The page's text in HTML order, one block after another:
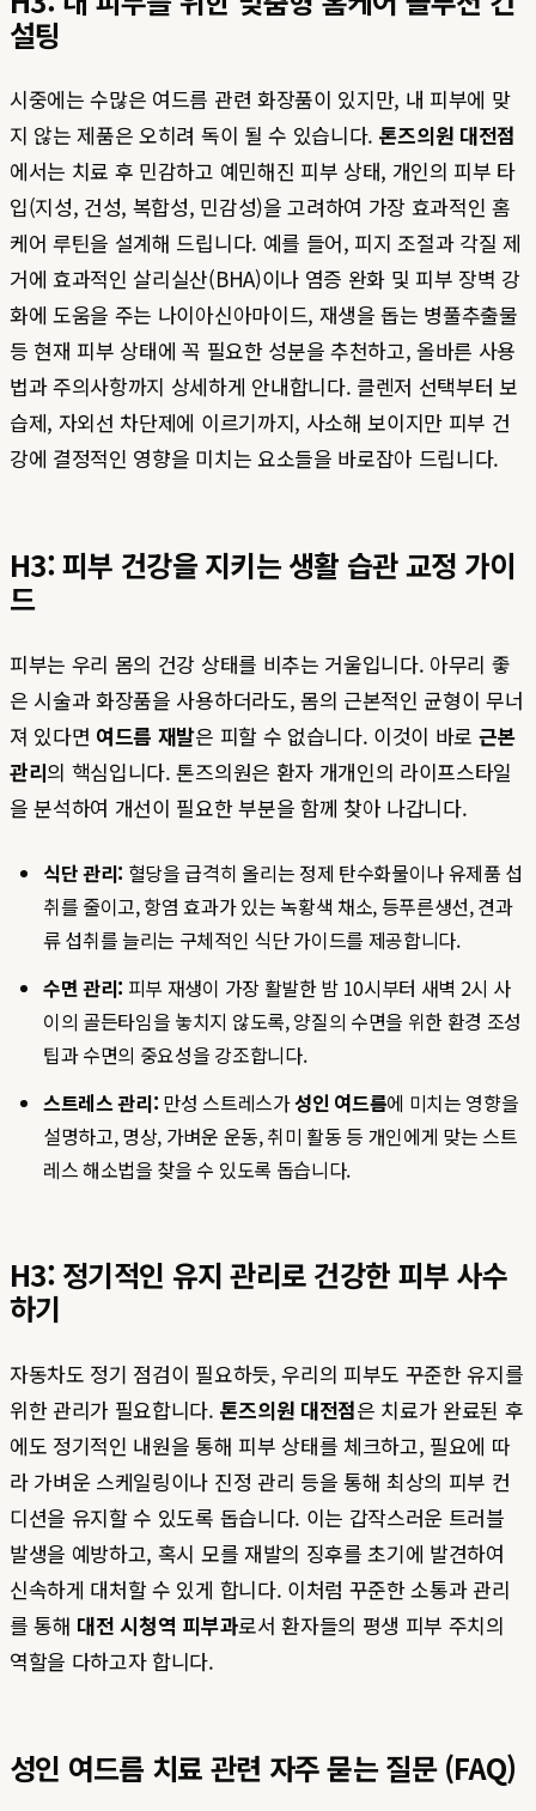
설팅
시중에는 수많은 여드름 관련 화장품이 있지만, 내 피부에 맞
지 않는 제품은 오히려 독이 될 수 있습니다. 톤즈의원 대전점
에서는 치료 후 민감하고 예민해진 피부 상태, 개인의 피부 타
입(지성, 건성, 복합성, 민감성)을 고려하여 가장 효과적인 홈
케어 루틴을 설계해 드립니다. 예를 들어, 피지 조절과 각질 제
거에 효과적인 살리실산(BHA)이나 염증 완화 및 피부 장벽 강
화에 도움을 주는 나이아신아마이드, 재생을 돕는 병풀추출물
등 현재 피부 상태에 꼭 필요한 성분을 추천하고, 올바른 사용
법과 주의사항까지 상세하게 안내합니다. 클렌저 선택부터 보
습제, 자외선 차단제에 이르기까지, 사소해 보이지만 피부 건
강에 결정적인 영향을 미치는 요소들을 바로잡아 드립니다.
H3: 피부 건강을 지키는 생활 습관 교정 가이
드
피부는 우리 몸의 건강 상태를 비추는 거울입니다. 아무리 좋
은 시술과 화장품을 사용하더라도, 몸의 근본적인 균형이 무너
져 있다면 여드름 재발은 피할 수 없습니다. 이것이 바로 근본
관리의 핵심입니다. 톤즈의원은 환자 개개인의 라이프스타일
을 분석하여 개선이 필요한 부분을 함께 찾아 나갑니다.
식단 관리: 혈당을 급격히 올리는 정제 탄수화물이나 유제품 섭
취를 줄이고, 항염 효과가 있는 녹황색 채소, 등푸른생선, 견과
류 섭취를 늘리는 구체적인 식단 가이드를 제공합니다.
수면 관리: 피부 재생이 가장 활발한 밤 10시부터 새벽 2시 사
이의 골든타임을 놓치지 않도록, 양질의 수면을 위한 환경 조성
팁과 수면의 중요성을 강조합니다.
스트레스 관리: 만성 스트레스가성인 여드름에 미치는 영향을
설명하고, 명상, 가벼운 운동, 취미 활동 등 개인에게 맞는 스트
레스 해소법을 찾을 수 있도록 돕습니다.
H3: 정기적인 유지 관리로 건강한 피부 사수
하기
자동차도 정기 점검이 필요하듯, 우리의 피부도 꾸준한 유지를
위한 관리가 필요합니다. 톤즈의원 대전점은 치료가 완료된 후
에도 정기적인 내원을 통해 피부 상태를 체크하고, 필요에 따
라 가벼운 스케일링이나 진정 관리 등을 통해 최상의 피부 컨
디션을 유지할 수 있도록 돕습니다. 이는 갑작스러운 트러블
발생을 예방하고, 혹시 모를 재발의 징후를 초기에 발견하여
신속하게 대처할 수 있게 합니다. 이처럼 꾸준한 소통과 관리
를 통해 대전 시청역 피부과로서 환자들의 평생 피부 주치의
역할을 다하고자 합니다.
성인 여드름 치료 관련 자주 묻는 질문 (FAQ)